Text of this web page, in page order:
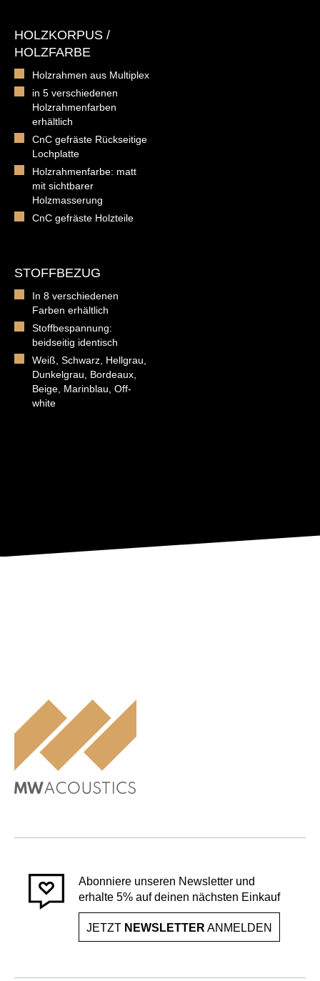
HOLZKORPUS /
HOLZFARBE
Holzrahmen aus Multiplex
in 5 verschiedenen
Holzrahmenfarben
erhältlich
CnC gefräste Rückseitige
Lochplatte
Holzrahmenfarbe: matt
mit sichtbarer
Holzmasserung
CnC gefräste Holzteile
STOFFBEZUG
In 8 verschiedenen
Farben erhältlich
Stoffbespannung:
beidseitig identisch
Weiß, Schwarz, Hellgrau,
Dunkelgrau, Bordeaux,
Beige, Marinblau, Off-
white
Abonniere unseren Newsletter und
erhalte 5% auf deinen nächsten Einkauf
JETZT NEWSLETTER ANMELDEN